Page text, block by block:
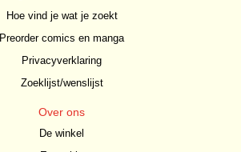
Hoe vind je wat je zoekt
Preorder comics en manga
Privacyverklaring
Zoeklijst/wenslijst
Over ons
De winkel